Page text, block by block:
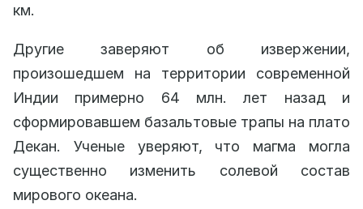
км.
Другие заверяют об извержении,
произошедшем на территории современной
Индии примерно 64 млн. лет назад и
сформировавшем базальтовые трапы на плато
Декан. Ученые уверяют, что магма могла
существенно изменить солевой состав
мирового океана.